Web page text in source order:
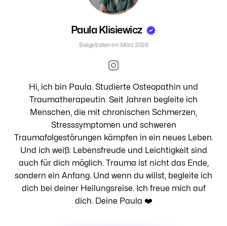
Paula Klisiewicz
Beigetreten im März 2026
Hi, ich bin Paula. Studierte Osteopathin und
Traumatherapeutin. Seit Jahren begleite ich
Menschen, die mit chronischen Schmerzen,
Stresssymptomen und schweren
Traumafolgestörungen kämpfen in ein neues Leben.
Und ich weiß: Lebensfreude und Leichtigkeit sind
auch für dich möglich. Trauma ist nicht das Ende,
sondern ein Anfang. Und wenn du willst, begleite ich
dich bei deiner Heilungsreise. Ich freue mich auf
dich. Deine Paula ❤️